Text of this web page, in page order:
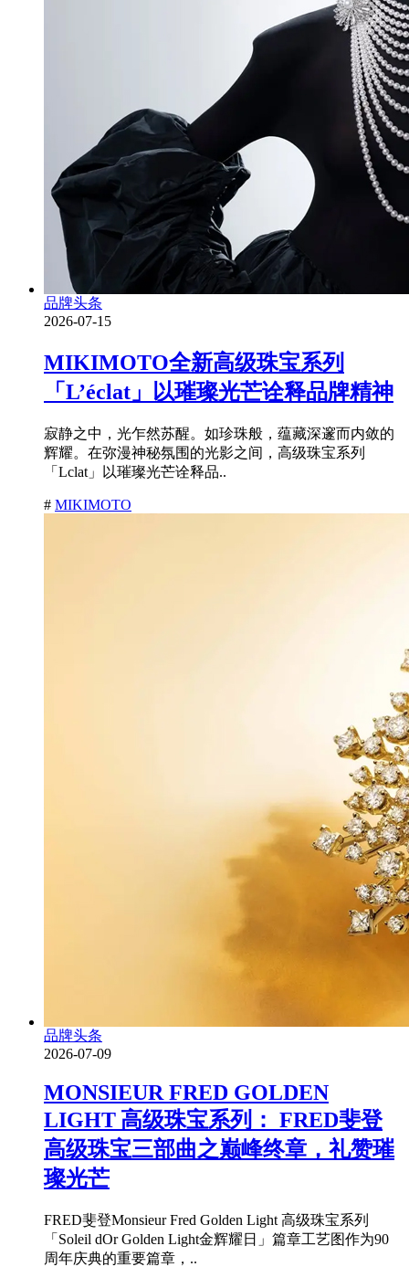
品牌头条
2026-07-15
MIKIMOTO全新高级珠宝系列
「L’éclat」以璀璨光芒诠释品牌精神
寂静之中，光乍然苏醒。如珍珠般，蕴藏深邃而内敛的
辉耀。在弥漫神秘氛围的光影之间，高级珠宝系列
「Lclat」以璀璨光芒诠释品..
# MIKIMOTO
品牌头条
2026-07-09
MONSIEUR FRED GOLDEN
LIGHT 高级珠宝系列： FRED斐登
高级珠宝三部曲之巅峰终章，礼赞璀
璨光芒
FRED斐登Monsieur Fred Golden Light 高级珠宝系列
「Soleil dOr Golden Light金辉耀日」篇章工艺图作为90
周年庆典的重要篇章，..